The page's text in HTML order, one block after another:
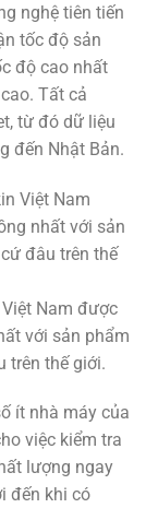
nghệ tiên tiến
tốc độ sản
độ cao nhất
Tất cả
từ đó dữ liệu
đến Nhật Bản.
Nam được
với sản phẩm
trên thế giới.
ít nhà máy của
việc kiểm tra
lượng ngay
đến khi có